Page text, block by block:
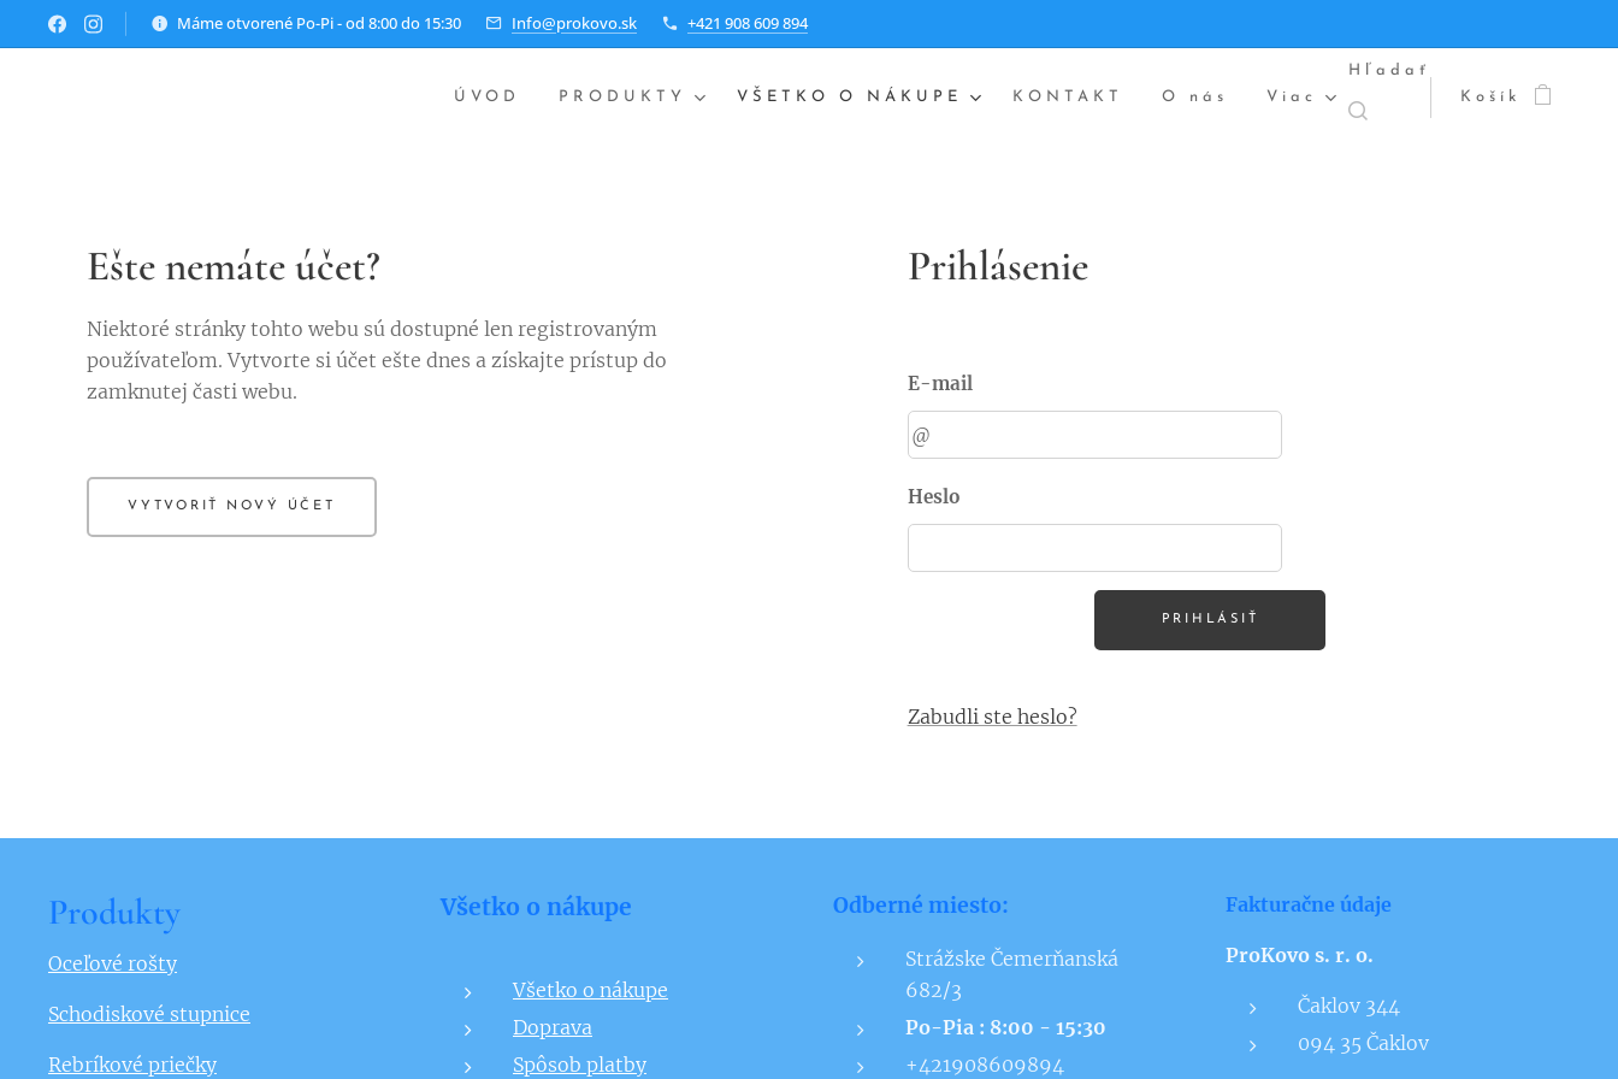
Máme otvorené Po-Pi - od 8:00 do 15:30 Info@prokovo.sk +421 908 609 894
ÚVOD PRODUKTY VŠETKO O NÁKUPE KONTAKT O nás Viac
Hľadať
Košík
Ešte nemáte účet?
Niektoré stránky tohto webu sú dostupné len registrovaným
používateľom. Vytvorte si účet ešte dnes a získajte prístup do
zamknutej časti webu.
VYTVORIŤ NOVÝ ÚČET
Prihlásenie
E-mail
Heslo
PRIHLÁSIŤ
Zabudli ste heslo?
Produkty
Oceľové rošty
Schodiskové stupnice
Rebríkové priečky
Všetko o nákupe
Všetko o nákupe
Doprava
Spôsob platby
Odberné miesto:
Strážske Čemerňanská
682/3
Po-Pia : 8:00 - 15:30
+421908609894
Fakturačne údaje
ProKovo s. r. o.
Čaklov 344
094 35 Čaklov